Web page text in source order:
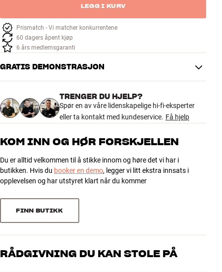
LEGG I KURV
Prismatch - Vi matcher konkurrentene
60 dagers åpent kjøp
6 års medlemsgaranti
GRATIS DEMONSTRASJON
TRENGER DU HJELP?
Spør en av våre lidenskapelige hi-fi-eksperter
eller ta kontakt med kundeservice. Få hjelp
KOM INN OG HØR FORSKJELLEN
Du er alltid velkommen til å stikke innom og høre det vi har i
butikken. Hvis du booker en demo, legger vi litt ekstra innsats i
opplevelsen og har utstyret klart når du kommer
FINN BUTIKK
RÅDGIVNING DU KAN STOLE PÅ